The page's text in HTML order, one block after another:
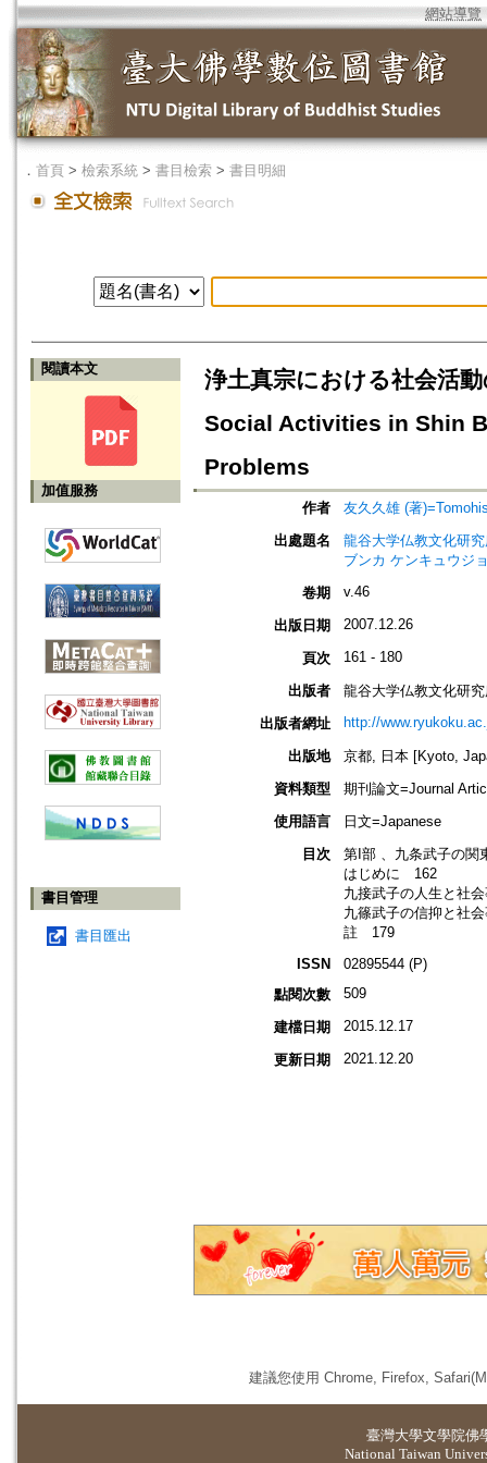
網站導覽
． 首頁 > 檢索系統 > 書目檢索 > 書目明細
閱讀本文
加值服務
書目管理
書目匯出
浄土真宗における社会活
Social Activities in Shin
Problems
作者
友久久雄 (著
出處題名
龍谷大学仏教文化研
ブンカ ケンキュウジ
卷期
v.46
出版日期 2007.12.26
頁次 161 - 180
出版者
龍谷大学仏教文化研
出版者網址
http://
出版地
京都, 日本 [Kyoto,
資料類型
期刊論文=Journal
使用語言
日文=Japanese
目次
第I部 、九条武子の関
はじめに 162
九接武子の人生と社
九篠武子の信抑と社
註 179
ISSN
02895544 (P)
點閱次數
509
建檔日期 2015.12.17
更新日期 2021.12.20
建議您使用 Chrome, Firefox,
臺灣大學文學院佛
National Taiwan